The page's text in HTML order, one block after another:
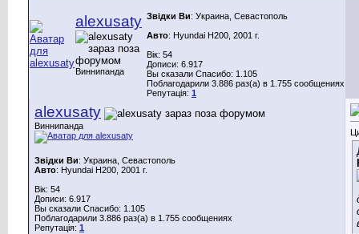
alexusaty
Виннипанда
Звідки Ви: Украина, Севастополь
Авто: Hyundai H200, 2001 г.
Вік: 54
Дописи: 6.917
Вы сказали Спасибо: 1.105
Поблагодарили 3.886 раз(а) в 1.755 сообщениях
Репутація: 1
alexusaty
Виннипанда
Звідки Ви: Украина, Севастополь
Авто: Hyundai H200, 2001 г.
Вік: 54
Дописи: 6.917
Вы сказали Спасибо: 1.105
Поблагодарили 3.886 раз(а) в 1.755 сообщениях
Репутація: 1